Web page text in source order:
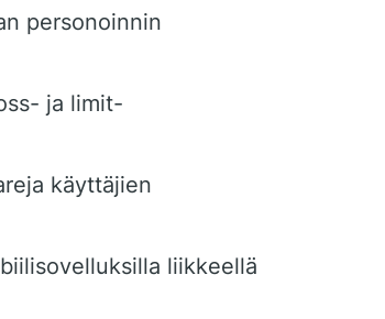
personoinnin
ja limit-
käyttäjien
liikkeellä